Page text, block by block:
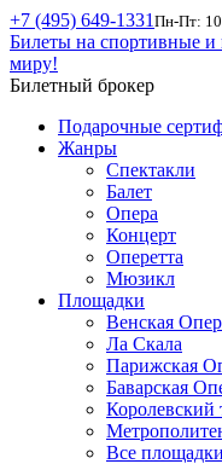
+7 (495) 649-1331 Пн-Пт:
Билеты на спортивные и
миру!
Билетный брокер
Подарочные
Жанры
Спектакли
Балет
Опера
Концерт
Оперетта
Мюзикл
Площадки
Венская
Ла Скала
Парижская
Баварская
Королевский
Все площадки